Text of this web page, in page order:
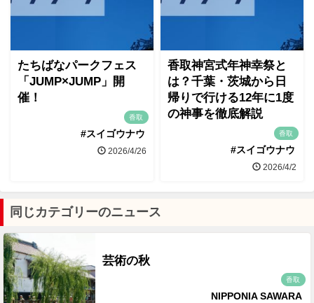
たちばなパークフェス
「JUMP×JUMP」開
催！
香取
#スイゴウナウ
2026/4/26
香取神宮式年神幸祭と
は？千葉・茨城から日
帰りで行ける12年に1度
の神事を徹底解説
香取
#スイゴウナウ
2026/4/2
同じカテゴリーのニュース
芸術の秋
香取
NIPPONIA SAWARA